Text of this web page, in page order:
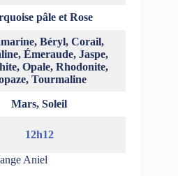
pâle et Rose
Béryl, Corail,
Émeraude, Jaspe,
Opale, Rhodonite,
Tourmaline
Mars, Soleil
12h12
Aniel